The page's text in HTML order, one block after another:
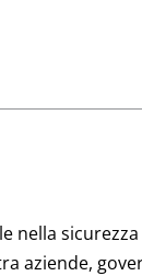
nella
aziende,